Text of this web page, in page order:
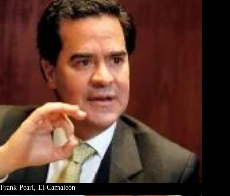
Frank Pearl, El Camaleón